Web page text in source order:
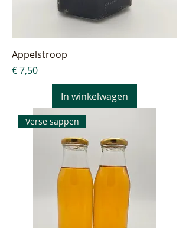
Appelstroop
Prijs
€ 7,50
In winkelwagen
Verse sappen